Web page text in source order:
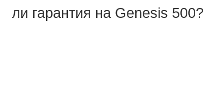
ли гарантия на Genesis 500?